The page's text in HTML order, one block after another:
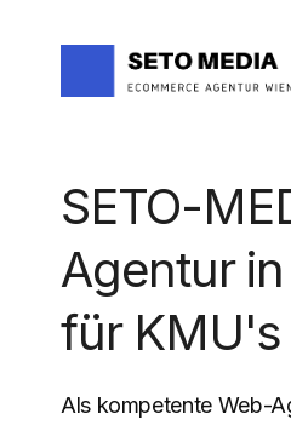
SETO-
Agentur
für KMU's
Als kompetente Web-